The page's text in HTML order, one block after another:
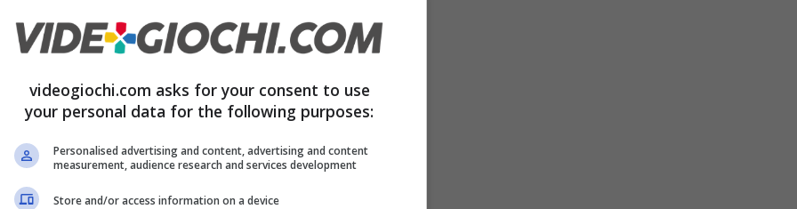
che ha tenuto banco di più tra gli esperti
di componenti interni e semiconduttori per la
processori. Ora che la situazione sembra
monopolizzato l’attenzionedi chi gioca con il
alle nuove schede grafiche diNvidia,la
hanno però già criticato.
videogiochi.com asks for your consent to use
your personal data for the following purposes:
Personalised advertising and content, advertising and content
measurement, audience research and services development
Store and/or access information on a device